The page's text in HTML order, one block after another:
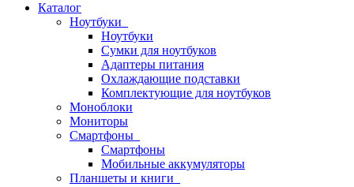
Каталог
Ноутбуки
Ноутбуки
Сумки для ноутбуков
Адаптеры питания
Охлаждающие подставки
Комплектующие для ноутбуков
Моноблоки
Мониторы
Смартфоны
Смартфоны
Мобильные аккумуляторы
Планшеты и книги